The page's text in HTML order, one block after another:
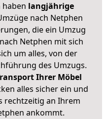
haben langjährige
nach Netphen
die ein Umzug
Netphen mit sich
um alles, von der
des Umzugs.
Ihrer Möbel
alles sicher ein und
rechtzeitig an Ihrem
ankommt.